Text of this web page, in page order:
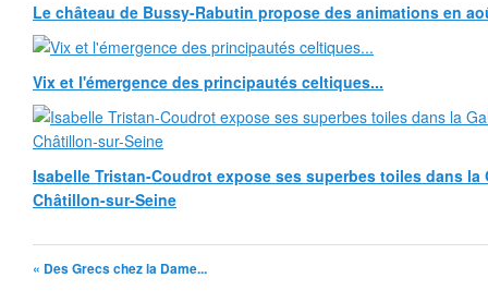
Le château de Bussy-Rabutin propose des animations en
Vix et l'émergence des principautés celtiques...
Isabelle Tristan-Coudrot expose ses superbes toiles dans la
Châtillon-sur-Seine
« Des Grecs chez la Dame...